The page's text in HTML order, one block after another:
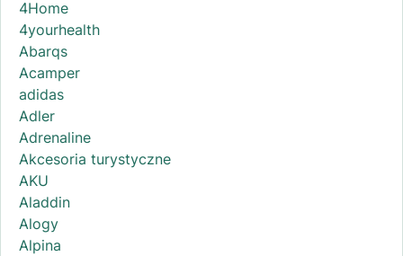
4Home
4yourhealth
Abarqs
Acamper
adidas
Adler
Adrenaline
Akcesoria turystyczne
AKU
Aladdin
Alogy
Alpina